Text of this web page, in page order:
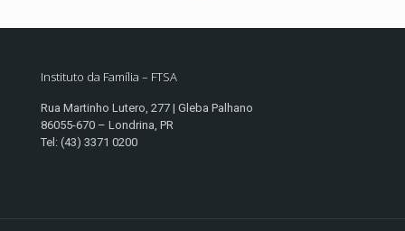
Instituto da Família – FTSA
Rua Martinho Lutero, 277 | Gleba Palhano
86055-670 – Londrina, PR
Tel: (43) 3371 0200